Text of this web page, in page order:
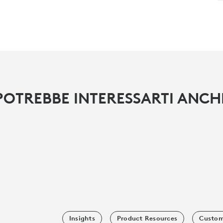
INTERESSARTI
Insights Product Resources